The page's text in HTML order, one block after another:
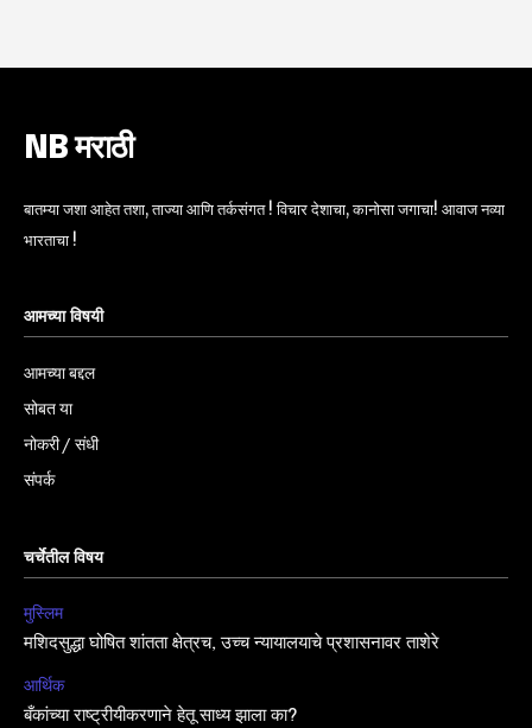
NB मराठी
बातम्या जशा आहेत तशा, ताज्या आणि तर्कसंगत ! विचार देशाचा, कानोसा जगाचा! आवाज नव्या
भारताचा !
आमच्या विषयी
आमच्या बद्दल
सोबत या
नोकरी / संधी
संपर्क
चर्चेतील विषय
मुस्लिम
मशिदसुद्धा घोषित शांतता क्षेत्रच, उच्च न्यायालयाचे प्रशासनावर ताशेरे
आर्थिक
बँकांच्या राष्ट्रीयीकरणाने हेतू साध्य झाला का?